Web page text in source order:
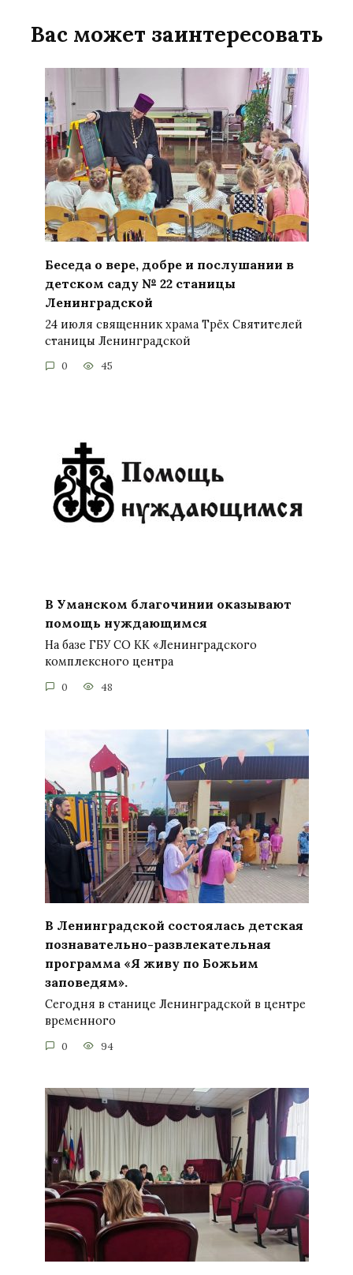
Вас может заинтересовать
Беседа о вере, добре и послушании в
детском саду № 22 станицы
Ленинградской
24 июля священник храма Трёх Святителей
станицы Ленинградской
0 45
В Уманском благочинии оказывают
помощь нуждающимся
На базе ГБУ СО КК «Ленинградского
комплексного центра
0 48
В Ленинградской состоялась детская
познавательно-развлекательная
программа «Я живу по Божьим
заповедям».
Сегодня в станице Ленинградской в центре
временного
0 94